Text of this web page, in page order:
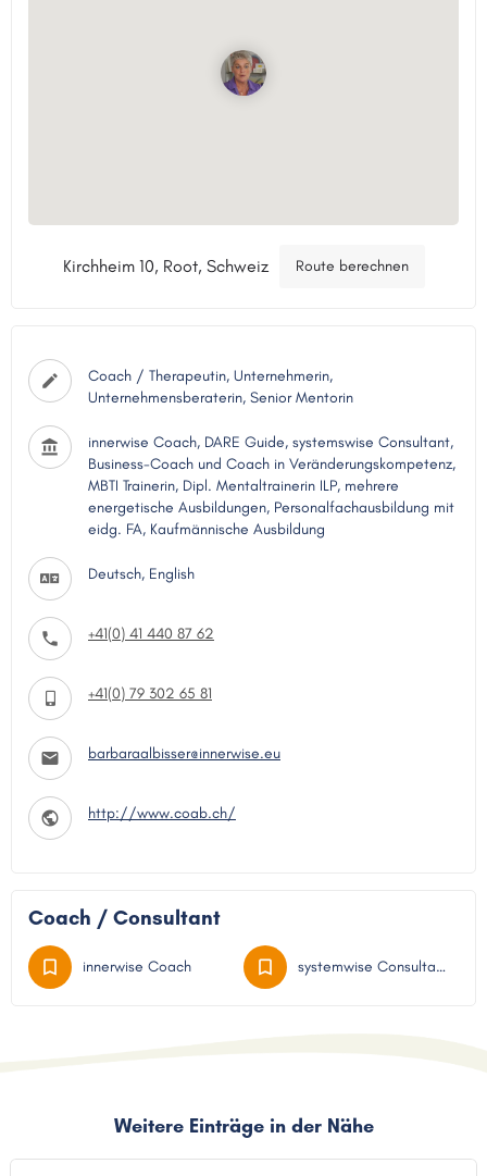
Kirchheim 10, Root, Schweiz Route berechnen
Coach / Therapeutin, Unternehmerin,
Unternehmensberaterin, Senior Mentorin
innerwise Coach, DARE Guide, systemswise Consultant,
Business-Coach und Coach in Veränderungskompetenz,
MBTI Trainerin, Dipl. Mentaltrainerin ILP, mehrere
energetische Ausbildungen, Personalfachausbildung mit
eidg. FA, Kaufmännische Ausbildung
Deutsch, English
+41(0) 41 440 87 62
+41(0) 79 302 65 81
barbaraalbisser@innerwise.eu
http://www.coab.ch/
Coach / Consultant
innerwise Coach systemwise Consultant
Weitere Einträge in der Nähe